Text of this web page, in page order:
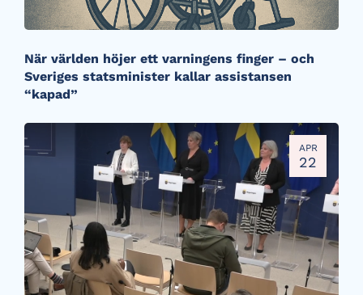
När världen höjer ett varningens finger – och
Sveriges statsminister kallar assistansen
“kapad”
APR
22